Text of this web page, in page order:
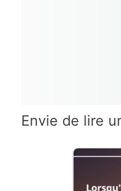
Envie de lire